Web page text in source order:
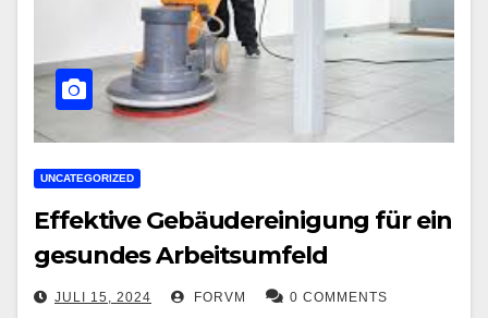
UNCATEGORIZED
Effektive Gebäudereinigung für ein
gesundes Arbeitsumfeld
JULI 15, 2024 FORVM 0 COMMENTS